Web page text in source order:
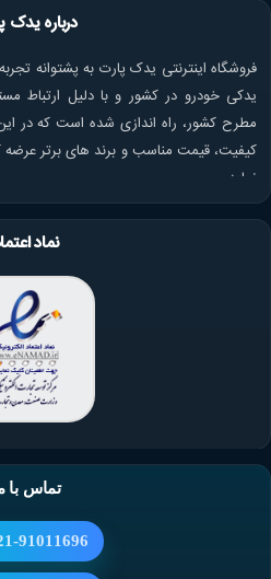
درباره یدک
فروشگاه اینترنتی یدک پارت به پشتوانه
یدکی خودرو در کشور و با دلیل ارتباط
مطرح کشور، راه اندازی شده است که در
کیفیت، قیمت مناسب و برند های برتر
نماید.
نماد
تماس با
91011696